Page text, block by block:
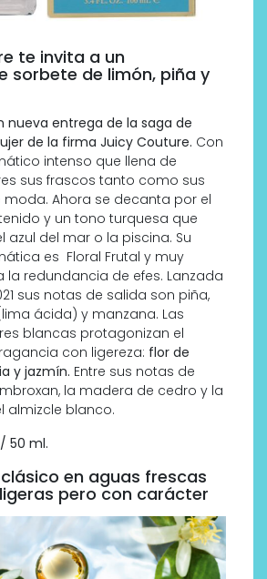
te invita a un
sorbete de limón, piña y
nueva entrega de la saga de
de la firma Juicy Couture. Con
intenso que llena de
sus frascos tanto como sus
Ahora se decanta por el
y un tono turquesa que
azul del mar o la piscina. Su
es Floral Frutal y muy
la redundancia de efes. Lanzada
sus notas de salida son piña,
ácida) y manzana. Las
blancas protagonizan el
con ligereza: flor de
y jazmín. Entre sus notas de
la madera de cedro y la
almizcle blanco.
50 ml.
en aguas frescas
pero con carácter